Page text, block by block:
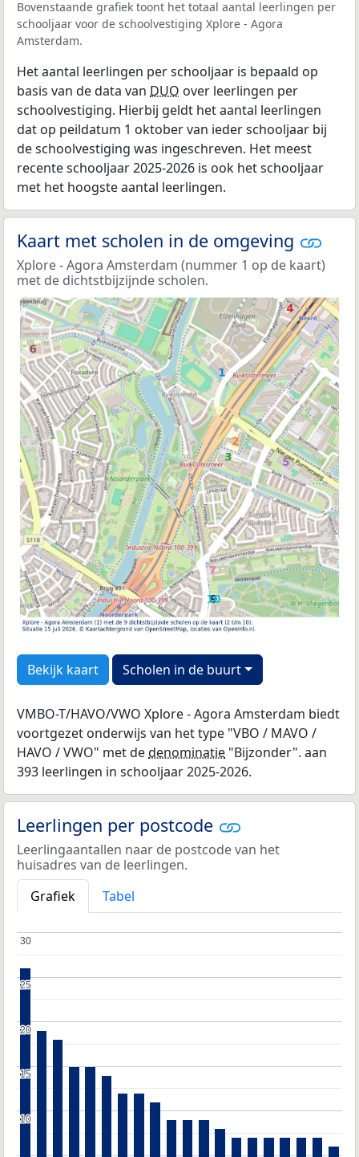
Bovenstaande grafiek toont het totaal aantal leerlingen per
schooljaar voor de schoolvestiging Xplore - Agora
Amsterdam.
Het aantal leerlingen per schooljaar is bepaald op
basis van de data van DUO over leerlingen per
schoolvestiging. Hierbij geldt het aantal leerlingen
dat op peildatum 1 oktober van ieder schooljaar bij
de schoolvestiging was ingeschreven. Het meest
recente schooljaar 2025-2026 is ook het schooljaar
met het hoogste aantal leerlingen.
Kaart met scholen in de omgeving
Xplore - Agora Amsterdam (nummer 1 op de kaart)
met de dichtstbijzijnde scholen.
Bekijk kaart Scholen in de buurt
VMBO-T/HAVO/VWO Xplore - Agora Amsterdam biedt
voortgezet onderwijs van het type "VBO / MAVO /
HAVO / VWO" met dedenominatie "Bijzonder". aan
393 leerlingen in schooljaar 2025-2026.
Leerlingen per postcode
Leerlingaantallen naar de postcode van het
huisadres van de leerlingen.
Grafiek
Tabel
10
10
15
15
20
20
25
25
30
30